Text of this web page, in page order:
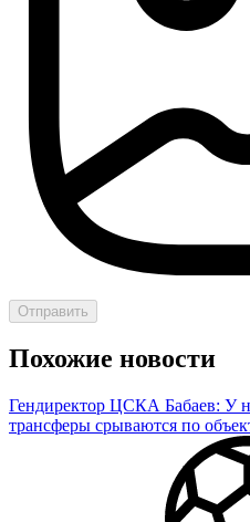
Отправить
Похожие новости
Гендиректор ЦСКА Бабаев: У
трансферы срываются по